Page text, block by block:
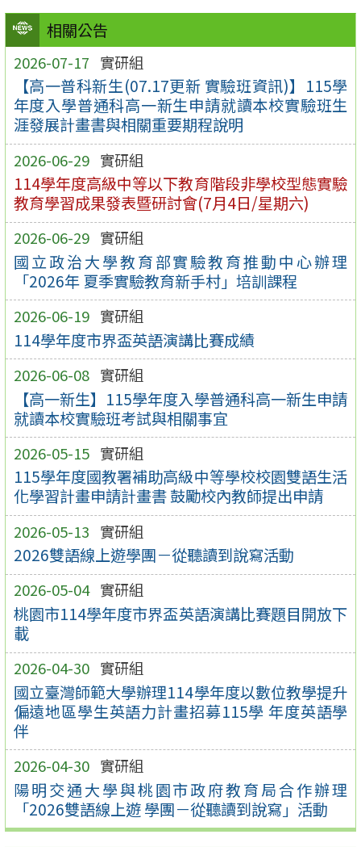
相關公告
2026-07-17 實研組
【高一普科新生(07.17更新 實驗班資訊)】115學
年度入學普通科高一新生申請就讀本校實驗班生
涯發展計畫書與相關重要期程說明
2026-06-29 實研組
114學年度高級中等以下教育階段非學校型態實驗
教育學習成果發表暨研討會(7月4日/星期六)
2026-06-29 實研組
國立政治大學教育部實驗教育推動中心辦理
「2026年 夏季實驗教育新手村」培訓課程
2026-06-19 實研組
114學年度市界盃英語演講比賽成績
2026-06-08 實研組
【高一新生】115學年度入學普通科高一新生申請
就讀本校實驗班考試與相關事宜
2026-05-15 實研組
115學年度國教署補助高級中等學校校園雙語生活
化學習計畫申請計畫書 鼓勵校內教師提出申請
2026-05-13 實研組
2026雙語線上遊學團－從聽讀到說寫活動
2026-05-04 實研組
桃園市114學年度市界盃英語演講比賽題目開放下
載
2026-04-30 實研組
國立臺灣師範大學辦理114學年度以數位教學提升
偏遠地區學生英語力計畫招募115學 年度英語學
伴
2026-04-30 實研組
陽明交通大學與桃園市政府教育局合作辦理
「2026雙語線上遊 學團－從聽讀到說寫」活動